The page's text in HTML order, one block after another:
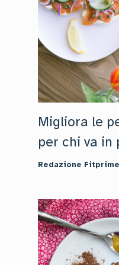
Migliora le
per chi va in
Redazione Fitprime